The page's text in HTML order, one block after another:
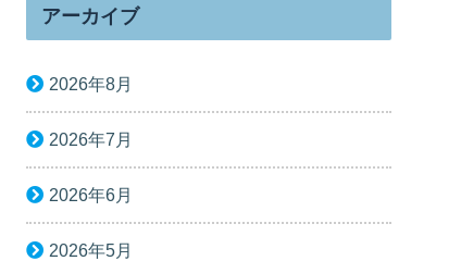
アーカイブ
2026年8月
2026年7月
2026年6月
2026年5月